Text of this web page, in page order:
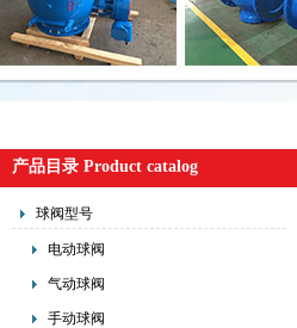
产品目录 Product catalog
球阀型号
电动球阀
气动球阀
手动球阀